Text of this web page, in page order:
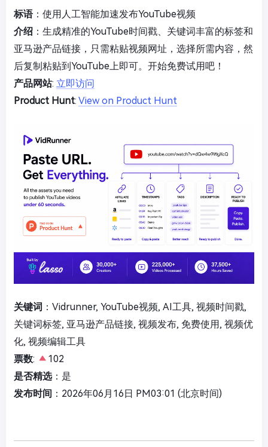
标语：使用人工智能加速发布YouTube视频
介绍 ：生成精准的YouTube时间戳、关键词丰富的标签和
亚马逊产品链接，只需粘贴视频网址，选择所需内容，然
后复制粘贴到YouTube上即可。开始免费试用吧！
产品网站: 立即访问
Product Hunt: View on Product Hunt
关键词 ：Vidrunner, YouTube视频, AI工具, 视频时间戳,
关键词标签, 亚马逊产品链接, 视频发布, 免费使用, 视频优
化, 视频编辑工具
票数:
102
是否精选：是
发布时间 ：2026年06月16日 PM03:01 (北京时间)